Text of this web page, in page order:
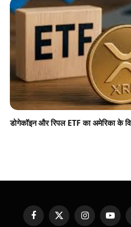
डोगेकॉइन और रिपल ETF का अमेरिका के
FacebookX
Instagram